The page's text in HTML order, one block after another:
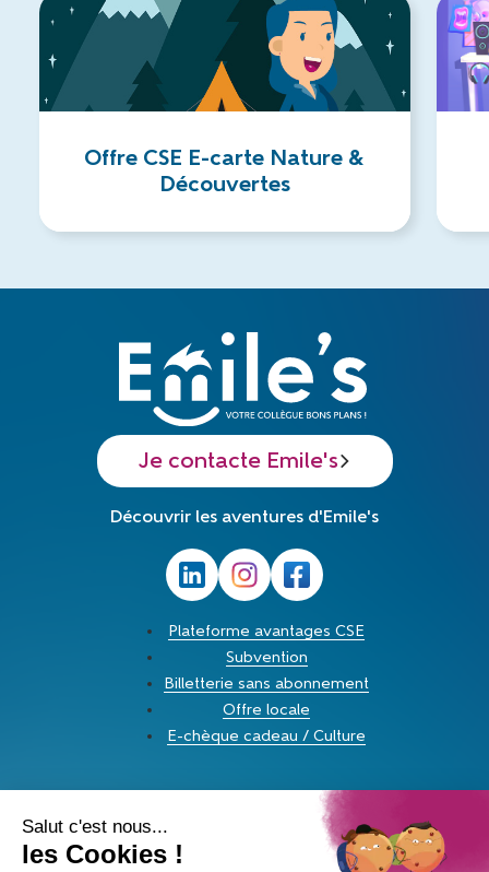
Offre CSE E-carte Nature &
Découvertes
Plateforme avantages CSE
Subvention
Billetterie sans abonnement
Offre locale
E-chèque cadeau / Culture
Voyage avec votre CSE: fonctionnement et
Les réductions du CSE: un avantage apprécié par les
Je contacte Emile's
Découvrir les aventures d'Emile's